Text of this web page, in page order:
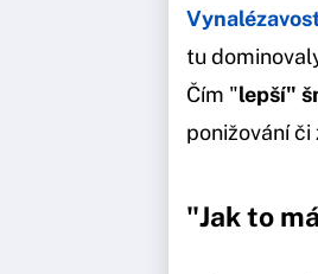
tu
Čím "lepší"
ponižování či
"Jak to